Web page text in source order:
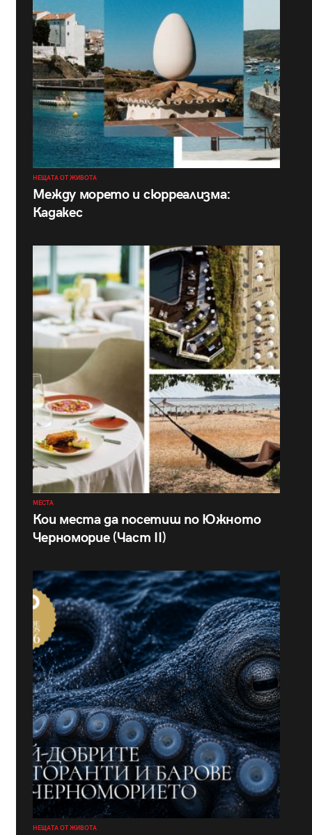
НЕЩАТА ОТ ЖИВОТА
Между морето и сюрреализма:
Кадакес
МЕСТА
Кои места да посетиш по Южното
Черноморие (Част II)
НЕЩАТА ОТ ЖИВОТА